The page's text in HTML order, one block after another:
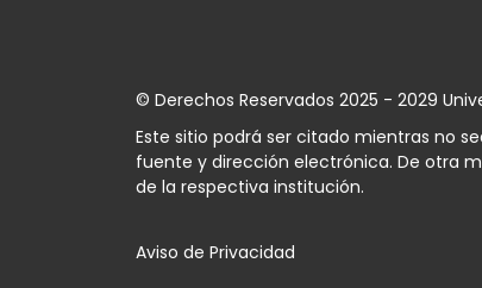
© Derechos Reservados 2025 - 2029
Este sitio podrá ser citado mientras no
fuente y dirección electrónica. De otra
de la respectiva institución.
Aviso de Privacidad